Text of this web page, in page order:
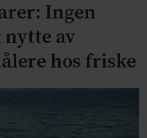
Ingen
av
hos friske